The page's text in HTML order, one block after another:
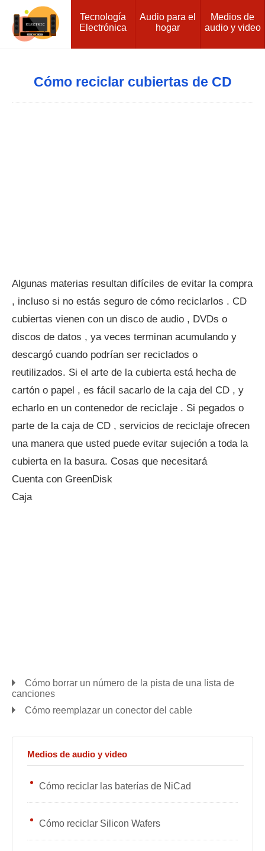
Tecnología
Electrónica
Audio para el
hogar
Medios de
audio y video
Cómo reciclar cubiertas de CD
Algunas materias resultan difíciles de evitar la compra
, incluso si no estás seguro de cómo reciclarlos . CD
cubiertas vienen con un disco de audio , DVDs o
discos de datos , ya veces terminan acumulando y
descargó cuando podrían ser reciclados o
reutilizados. Si el arte de la cubierta está hecha de
cartón o papel , es fácil sacarlo de la caja del CD , y
echarlo en un contenedor de reciclaje . Si pegados o
parte de la caja de CD , servicios de reciclaje ofrecen
una manera que usted puede evitar sujeción a toda la
cubierta en la basura. Cosas que necesitará
Cuenta con GreenDisk
Caja
Cómo borrar un número de la pista de una lista de
canciones
Cómo reemplazar un conector del cable
Medios de audio y video
Cómo reciclar las baterías de NiCad
Cómo reciclar Silicon Wafers